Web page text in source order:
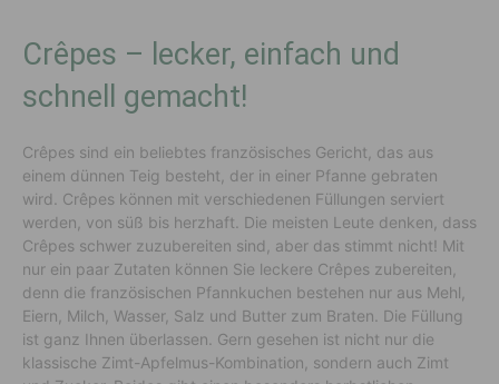
Crêpes – lecker, einfach und
schnell gemacht!
Crêpes sind ein beliebtes französisches Gericht, das aus
einem dünnen Teig besteht, der in einer Pfanne gebraten
wird. Crêpes können mit verschiedenen Füllungen serviert
werden, von süß bis herzhaft. Die meisten Leute denken, dass
Crêpes schwer zuzubereiten sind, aber das stimmt nicht! Mit
nur ein paar Zutaten können Sie leckere Crêpes zubereiten,
denn die französischen Pfannkuchen bestehen nur aus Mehl,
Eiern, Milch, Wasser, Salz und Butter zum Braten. Die Füllung
ist ganz Ihnen überlassen. Gern gesehen ist nicht nur die
klassische Zimt-Apfelmus-Kombination, sondern auch Zimt